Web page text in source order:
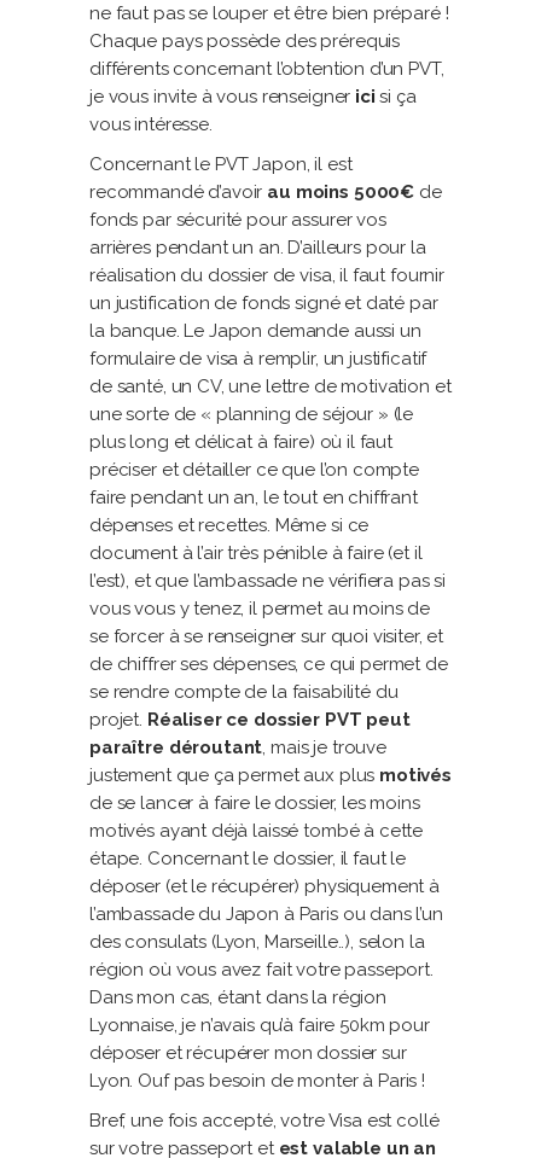
ne faut pas se louper et être bien préparé !
Chaque pays possède des prérequis
différents concernant l’obtention d’un PVT,
je vous invite à vous renseigner ici si ça
vous intéresse.
Concernant le PVT Japon, il est
recommandé d’avoir au moins 5000€ de
fonds par sécurité pour assurer vos
arrières pendant un an. D’ailleurs pour la
réalisation du dossier de visa, il faut fournir
un justification de fonds signé et daté par
la banque. Le Japon demande aussi un
formulaire de visa à remplir, un justificatif
de santé, un CV, une lettre de motivation et
une sorte de « planning de séjour » (le
plus long et délicat à faire) où il faut
préciser et détailler ce que l’on compte
faire pendant un an, le tout en chiffrant
dépenses et recettes. Même si ce
document à l’air très pénible à faire (et il
l’est), et que l’ambassade ne vérifiera pas si
vous vous y tenez, il permet au moins de
se forcer à se renseigner sur quoi visiter, et
de chiffrer ses dépenses, ce qui permet de
se rendre compte de la faisabilité du
projet. Réaliser ce dossier PVT peut
paraître déroutant, mais je trouve
justement que ça permet aux plus motivés
de se lancer à faire le dossier, les moins
motivés ayant déjà laissé tombé à cette
étape. Concernant le dossier, il faut le
déposer (et le récupérer) physiquement à
l’ambassade du Japon à Paris ou dans l’un
des consulats (Lyon, Marseille..), selon la
région où vous avez fait votre passeport.
Dans mon cas, étant dans la région
Lyonnaise, je n’avais qu’à faire 50km pour
déposer et récupérer mon dossier sur
Lyon. Ouf pas besoin de monter à Paris !
Bref, une fois accepté, votre Visa est collé
sur votre passeport et est valable un an